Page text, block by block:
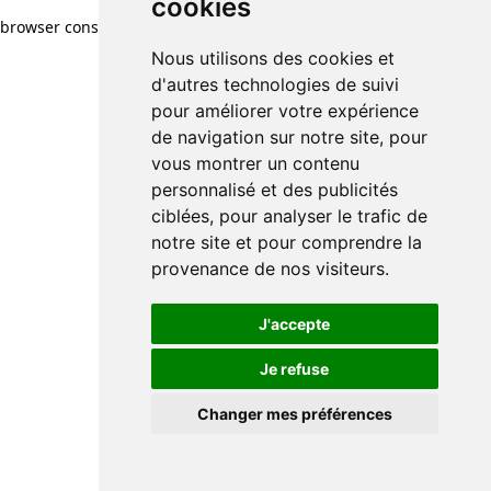
cookies
Nous utilisons des cookies et
d'autres technologies de suivi
pour améliorer votre expérience
de navigation sur notre site, pour
vous montrer un contenu
personnalisé et des publicités
ciblées, pour analyser le trafic de
notre site et pour comprendre la
provenance de nos visiteurs.
J'accepte
Je refuse
Changer mes préférences
browser console for more information)